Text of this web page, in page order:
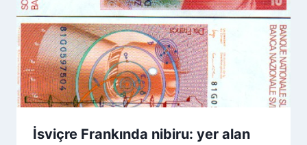
İsviçre Frankında nibiru: yer alan